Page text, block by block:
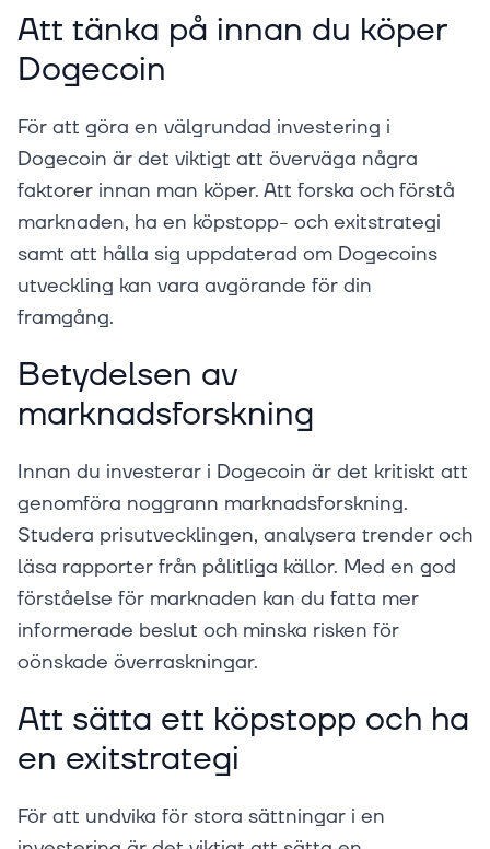
Att tänka på innan du köper
Dogecoin
För att göra en välgrundad investering i
Dogecoin är det viktigt att överväga några
faktorer innan man köper. Att forska och förstå
marknaden, ha en köpstopp- och exitstrategi
samt att hålla sig uppdaterad om Dogecoins
utveckling kan vara avgörande för din
framgång.
Betydelsen av
marknadsforskning
Innan du investerar i Dogecoin är det kritiskt att
genomföra noggrann marknadsforskning.
Studera prisutvecklingen, analysera trender och
läsa rapporter från pålitliga källor. Med en god
förståelse för marknaden kan du fatta mer
informerade beslut och minska risken för
oönskade överraskningar.
Att sätta ett köpstopp och ha
en exitstrategi
För att undvika för stora sättningar i en